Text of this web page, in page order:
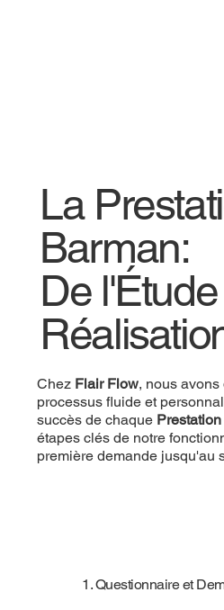
La
Barman:
De
Chez Flair Flow, nous
processus fluide et
succès de chaque
étapes clés de notre
première demande jusqu'au
1. Questionnaire et